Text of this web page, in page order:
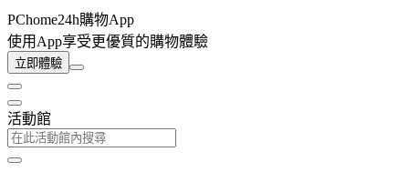
PChome24h購物App
使用App享受更優質的購物體驗
立即體驗
活動館